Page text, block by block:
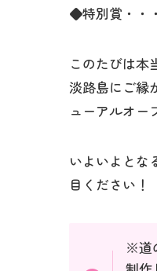
◆特別賞・・
このたびは本
淡路島にご縁
ューアルオー
いよいよとな
目ください！
※道